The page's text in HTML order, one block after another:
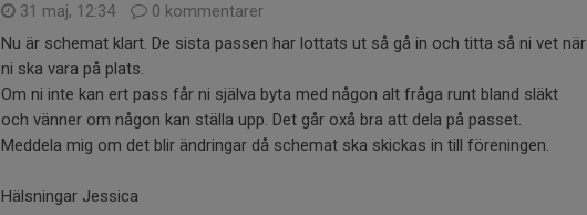
31 maj, 12:34
0 kommentarer
Nu är schemat klart. De sista passen har lottats ut så gå in och titta så ni vet när
ni ska vara på plats.
Om ni inte kan ert pass får ni själva byta med någon alt fråga runt bland släkt
och vänner om någon kan ställa upp. Det går oxå bra att dela på passet.
Meddela mig om det blir ändringar då schemat ska skickas in till föreningen.
Hälsningar Jessica